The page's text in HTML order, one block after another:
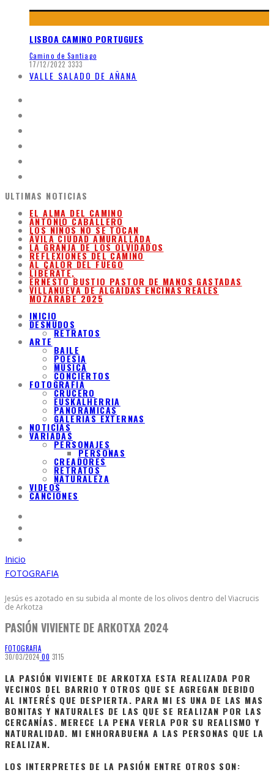
LISBOA CAMINO PORTUGUES
Camino de Santiago
17/12/2022 3333
VALLE SALADO DE AÑANA
ULTIMAS NOTICIAS
EL ALMA DEL CAMINO
ANTONIO CABALLERO
LOS NIÑOS NO SE TOCAN
ÁVILA CIUDAD AMURALLADA
LA GRANJA DE LOS OLVIDADOS
REFLEXIONES DEL CAMINO
AL CALOR DEL FUEGO
LIBÉRATE,
ERNESTO BUSTIO PASTOR DE MANOS GASTADAS
VILLANUEVA DE ALGAIDAS ENCINAS REALES
MOZARABE 2025
INICIO
DESNUDOS
RETRATOS
ARTE
BAILE
POESIA
MUSICA
CONCIERTOS
FOTOGRAFIA
CRUCERO
EUSKALHERRIA
PANORAMICAS
GALERIAS EXTERNAS
NOTICIAS
VARIADAS
PERSONAJES
PERSONAS
CREADORES
RETRATOS
NATURALEZA
VIDEOS
CANCIONES
Inicio
FOTOGRAFIA
Jesús es azotado en su subida al monte de los olivos dentro del Viacrucis
de Arkotza
PASIÓN VIVIENTE DE ARKOTXA 2024
FOTOGRAFIA
30/03/2024 00 3115
LA PASIÓN VIVIENTE DE ARKOTXA ESTA REALIZADA POR
VECINOS DEL BARRIO Y OTROS QUE SE AGREGAN DEBIDO
AL INTERÉS QUE DESPIERTA. PARA MI ES UNA DE LAS MAS
BONITAS Y NATURALES DE LAS QUE SE REALIZAN POR LAS
CERCANÍAS. MERECE LA PENA VERLA POR SU REALISMO Y
NATURALIDAD. MI ENHORABUENA A LAS PERSONAS QUE LA
REALIZAN.
LOS INTERPRETES DE LA PASIÓN ENTRE OTROS SON: